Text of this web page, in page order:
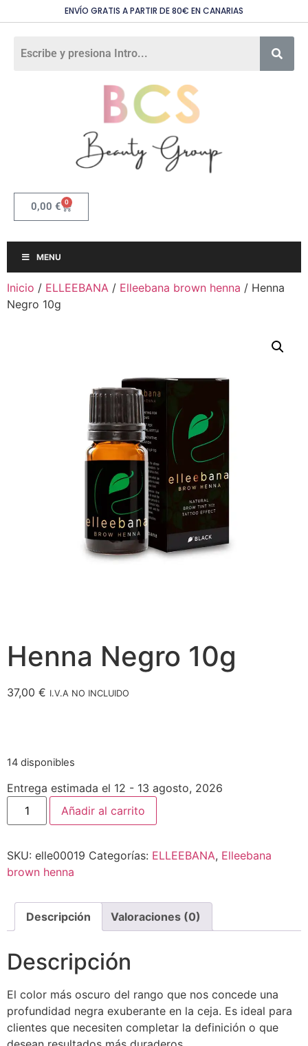
ENVÍO GRATIS A PARTIR DE 80€ EN CANARIAS
0,00 € 0
MENU
Inicio / ELLEEBANA / Elleebana brown henna / Henna
Negro 10g
Henna Negro 10g
37,00 € I.V.A NO INCLUIDO
14 disponibles
Entrega estimada el 12 - 13 agosto, 2026
Añadir al carrito
SKU: elle00019 Categorías: ELLEEBANA, Elleebana
brown henna
Descripción Valoraciones (0)
Descripción
El color más oscuro del rango que nos concede una
profundidad negra exuberante en la ceja. Es ideal para
clientes que necesiten completar la definición o que